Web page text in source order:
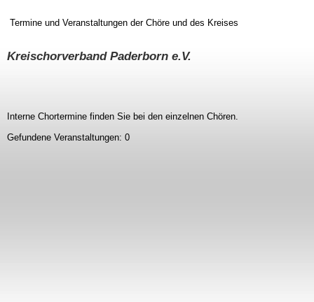
Termine und Veranstaltungen der Chöre und des Kreises
Kreischorverband Paderborn e.V.
Interne Chortermine finden Sie bei den einzelnen Chören.
Gefundene Veranstaltungen: 0